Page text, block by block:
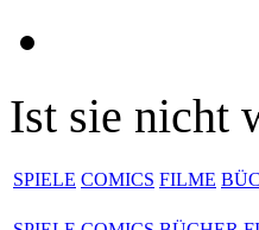
Ist sie nicht
SPIELE COMICS FILME